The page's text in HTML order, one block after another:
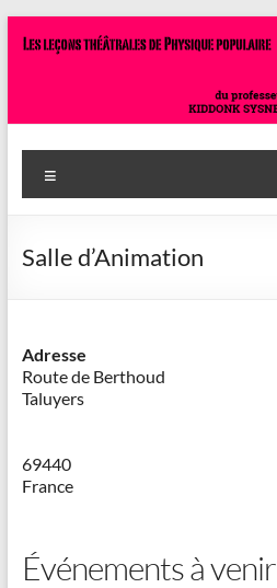
au
Savoir
en
actes
Cazeneuve
Salle d’Animation
Adresse
Route de Berthoud
Taluyers
69440
France
Événements à venir